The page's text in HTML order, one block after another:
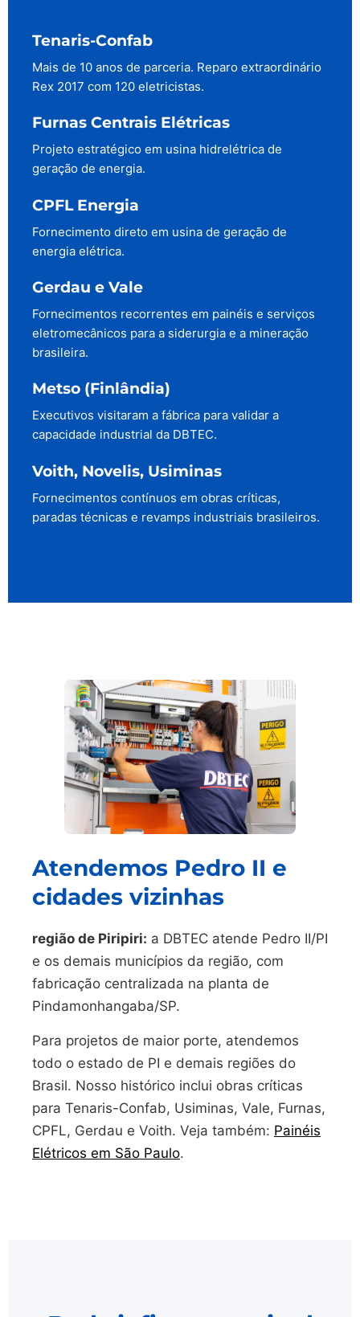
Tenaris-Confab
Mais de 10 anos de parceria. Reparo extraordinário
Rex 2017 com 120 eletricistas.
Furnas Centrais Elétricas
Projeto estratégico em usina hidrelétrica de
geração de energia.
CPFL Energia
Fornecimento direto em usina de geração de
energia elétrica.
Gerdau e Vale
Fornecimentos recorrentes em painéis e serviços
eletromecânicos para a siderurgia e a mineração
brasileira.
Metso (Finlândia)
Executivos visitaram a fábrica para validar a
capacidade industrial da DBTEC.
Voith, Novelis, Usiminas
Fornecimentos contínuos em obras críticas,
paradas técnicas e revamps industriais brasileiros.
Atendemos Pedro II e
cidades vizinhas
região de Piripiri: a DBTEC atende Pedro II/PI
e os demais municípios da região, com
fabricação centralizada na planta de
Pindamonhangaba/SP.
Para projetos de maior porte, atendemos
todo o estado de PI e demais regiões do
Brasil. Nosso histórico inclui obras críticas
para Tenaris-Confab, Usiminas, Vale, Furnas,
CPFL, Gerdau e Voith. Veja também: Painéis
Elétricos em São Paulo.